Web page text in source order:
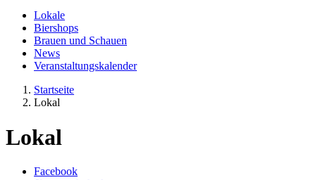
Lokale
Biershops
Brauen und Schauen
News
Veranstaltungskalender
Startseite
Lokal
Lokal
Facebook